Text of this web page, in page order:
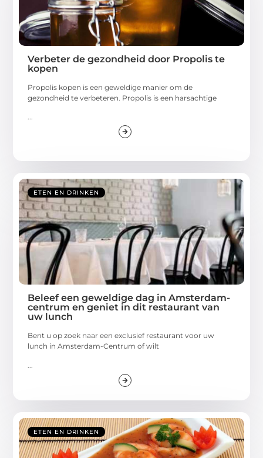
Verbeter de gezondheid door Propolis te
kopen
Propolis kopen is een geweldige manier om de
gezondheid te verbeteren. Propolis is een harsachtige
...
ETEN EN DRINKEN
Beleef een geweldige dag in Amsterdam-
centrum en geniet in dit restaurant van
uw lunch
Bent u op zoek naar een exclusief restaurant voor uw
lunch in Amsterdam-Centrum of wilt
ETEN EN DRINKEN